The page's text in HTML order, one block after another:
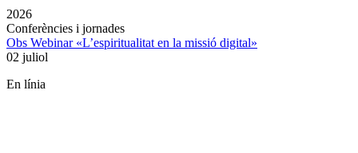
2026
Conferències i jornades
Obs Webinar «L’espiritualitat en la missió digital»
02 juliol
En línia